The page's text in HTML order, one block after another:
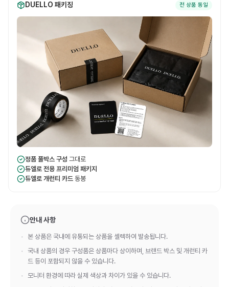
DUELLO 패키징 전 상품 동일
정품 풀박스 구성 그대로
듀엘로 전용 프리미엄 패키지
듀엘로 개런티 카드 동봉
안내 사항
본 상품은 국내에 유통되는 상품을 셀렉하여 발송됩니다.
국내 상품의 경우 구성품은 상품마다 상이하며, 브랜드 박스 및 개런티 카
드 등이 포함되지 않을 수 있습니다.
모니터 환경에 따라 실제 색상과 차이가 있을 수 있습니다.